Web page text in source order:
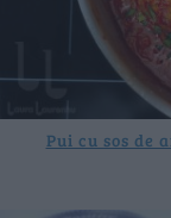
Pui cu sos de